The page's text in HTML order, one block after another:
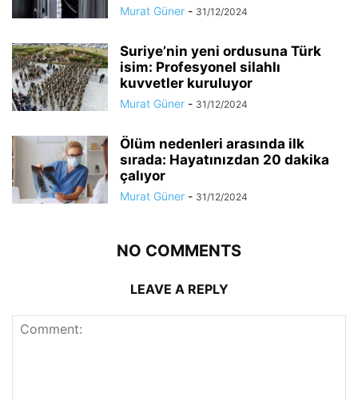
Murat Güner - 31/12/2024
Suriye’nin yeni ordusuna Türk
isim: Profesyonel silahlı
kuvvetler kuruluyor
Murat Güner - 31/12/2024
Ölüm nedenleri arasında ilk
sırada: Hayatınızdan 20 dakika
çalıyor
Murat Güner - 31/12/2024
NO COMMENTS
LEAVE A REPLY